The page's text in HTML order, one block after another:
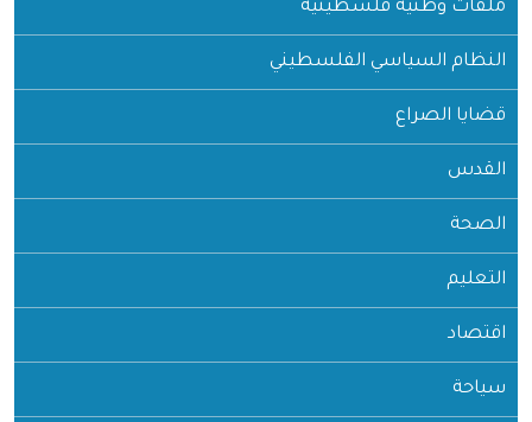
ملفات وطنية فلسطينية
النظام السياسي الفلسطيني
قضايا الصراع
القدس
الصحة
التعليم
اقتصاد
سياحة